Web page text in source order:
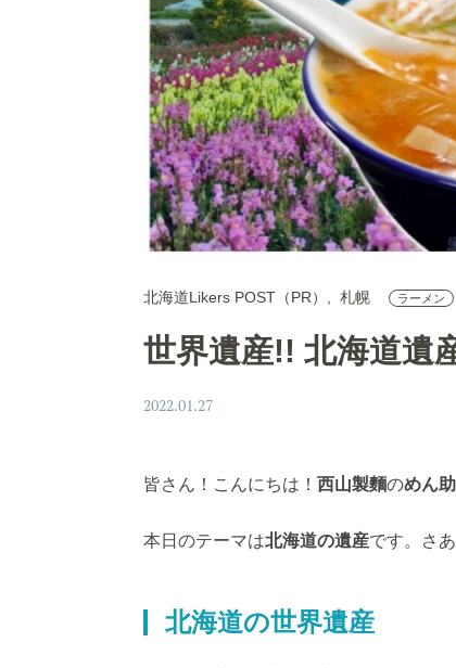
北海道Likers POST（PR） 札幌 ラーメン
世界遺産!! 北海道遺
2022.01.27
皆さん！こんにちは！ 西山製麵のめん助
本日のテーマは北海道の遺産です。さ
北海道の世界遺産